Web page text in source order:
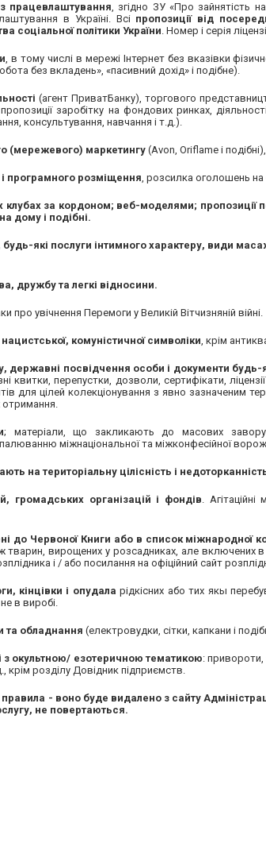
з працевлаштування, згідно ЗУ «Про зайнятість
в Україні. Всі пропозиції від
соціальної політики України. Номер і серія
, в тому числі в мережі Інтернет без вказівки
без вкладень», «пасивний дохід» і подібне).
(агент ПриватБанку), торгового
пропозиції заробітку на фондових ринках,
консультування, навчання і т.д.).
(мережевого) маркетингу (Avon, Oriflame і
і програмного розміщення, розсилка оголошень на
клубах за кордоном; веб-моделями; пропозиції
дому і подібні.
будь-які послуги інтимного характеру, види
дружбу та легкі відносини.
про увічнення Перемоги у Великій Вітчизняній війні.
комуністичної символіки, крім
державні посвідчення особи і документи будь-
квитки, перепустки, дозволи, сертифікати,
для цілей колекціонування з явно зазначеним
отримання.
; матеріали, що закликають до масових
міжнаціональної та міжконфесійної
на територіальну цілісність і
громадських організацій і фондів.
до Червоної Книги або в список міжнародної
вирощених у розсадниках, але включених
і / або посилання на офіційний сайт
кінцівки і опудала рідкісних або тих якы
не в виробі.
та обладнання (електровудки, сітки, капкани і
з окультною/ езотеричною тематикою: привороти,
крім розділу Довідник підприємств.
- воно буде видалено з сайту
не повертаються.